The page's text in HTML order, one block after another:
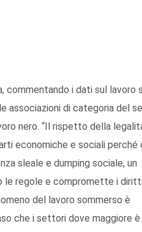
commentando i dati sul lavoro
associazioni di categoria del
nero. “Il rispetto della
economiche e sociali perché
sleale e dumping sociale, un
le regole e compromette i
del lavoro sommerso è
che i settori dove maggiore è